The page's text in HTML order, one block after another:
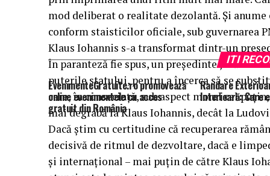
mod deliberat o realitate dezolantă. Și
conform staisticilor oficiale, sub guvernarea
Klaus Iohannis s-a transformat dintr-un
În paranteză fie spus, un președinte jucător
puterile statului, pentru a încerca să se
care, în consecință, sub aspect moral cel
mai degrabă la Klaus Iohannis, decât la
Dacă știm cu certitudine că recuperarea
decisivă de ritmul de dezvoltare, dacă e
și internațional – mai puțin de către Klaus
ITI
EvenimenteGratuite.ro promovează
online evenimentele cu acces
gratuit din România
Randare
Interioară: Care